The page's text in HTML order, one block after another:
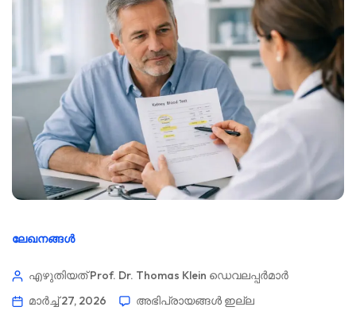
ലേഖനങ്ങൾ
എഴുതിയത് Prof. Dr. Thomas Klein ഡെവലപ്പർമാർ
മാർച്ച്‌ 27, 2026
അഭിപ്രായങ്ങൾ ഇല്ല